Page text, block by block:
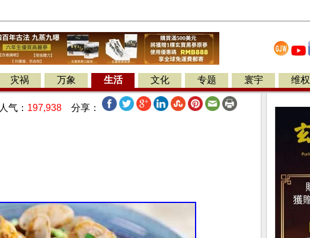
灾祸 万象 生活 文化 专题 寰宇 维权
人气： 197,938 分享：